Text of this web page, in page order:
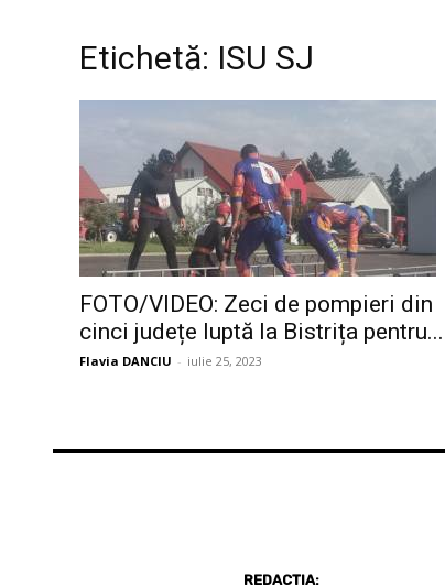
Etichetă: ISU SJ
FOTO/VIDEO: Zeci de pompieri din
cinci județe luptă la Bistrița pentru...
Flavia DANCIU - iulie 25, 2023
REDACȚIA: